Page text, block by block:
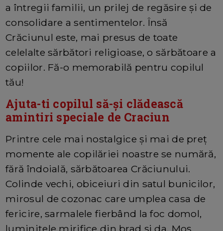
a întregii familii, un prilej de regăsire și de
consolidare a sentimentelor. Însă
Crăciunul este, mai presus de toate
celelalte sărbători religioase, o sărbătoare a
copiilor. Fă-o memorabilă pentru copilul
tău!
Ajuta-ti copilul să-și clădească
amintiri speciale de Craciun
Printre cele mai nostalgice și mai de preț
momente ale copilăriei noastre se numără,
fără îndoială, sărbătoarea Crăciunului.
Colinde vechi, obiceiuri din satul bunicilor,
mirosul de cozonac care umplea casa de
fericire, sarmalele fierbând la foc domol,
luminițele mirifice din brad și da, Moș